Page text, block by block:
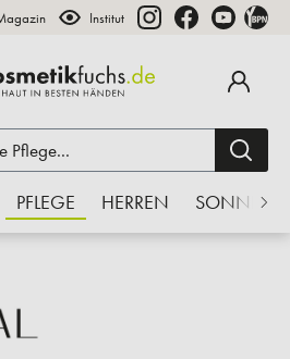
Institut
PFLEGE HERREN SONNE